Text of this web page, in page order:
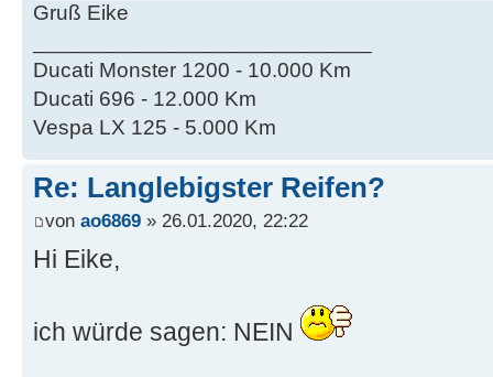
Gruß Eike
Ducati Monster 1200 - 10.000 Km
Ducati 696 - 12.000 Km
Vespa LX 125 - 5.000 Km
Re: Langlebigster Reifen?
von ao6869 » 26.01.2020, 22:22
Hi Eike,
ich würde sagen: NEIN